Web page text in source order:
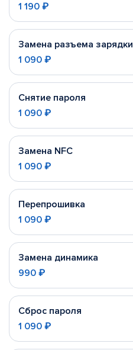
1 190 ₽
Замена разъема зарядки
1 090 ₽
Снятие пароля
1 090 ₽
Замена NFC
1 090 ₽
Перепрошивка
1 090 ₽
Замена динамика
990 ₽
Сброс пароля
1 090 ₽